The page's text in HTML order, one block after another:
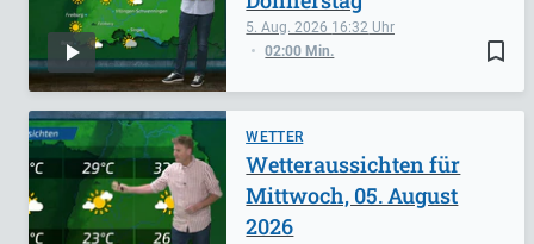
bookmark_border
5. Aug. 2026 16:32
02:00 Min.
WETTER
Wetteraussichten für
Mittwoch, 05. August
2026